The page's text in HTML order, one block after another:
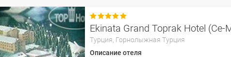

Турция, Горнолыжная Турция
Описание отеля